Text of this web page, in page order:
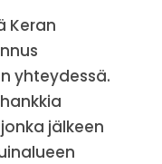
Keran
yhteydessä.
jälkeen